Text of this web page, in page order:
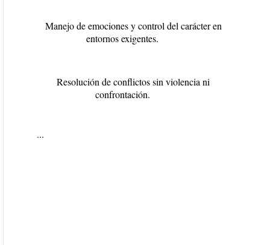
Manejo de emociones y control del carácter en
entornos exigentes.
Resolución de conflictos sin violencia ni
confrontación.
...